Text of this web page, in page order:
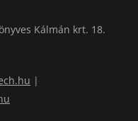
Kálmán krt. 18.
|